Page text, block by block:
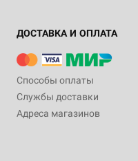
ДОСТАВКА И ОПЛАТА
Способы оплаты
Службы доставки
Адреса магазинов